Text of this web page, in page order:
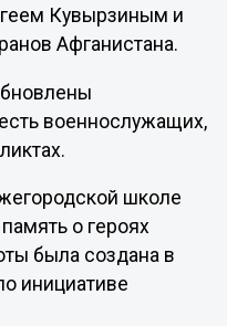
Кувырзиным и
Афганистана.
военнослужащих,
школе
о героях
была создана в
инициативе